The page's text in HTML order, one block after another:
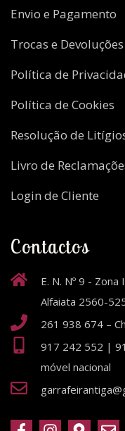
Envio e Pagamento
Trocas e Devoluções
Política de
Política de Cookies
Resolução de
Livro de
Login de Cliente
Contactos
E. N. Nº 9 -
Alfaiata 2560-
261 938 674 –
917 242 552 |
móvel nacional